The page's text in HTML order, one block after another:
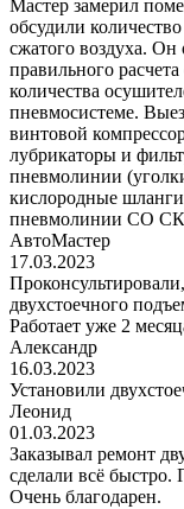
Мастер замерил
обсудили
сжатого воздуха. Он
правильного
количества
пневмосистеме.
винтовой
лубрикаторы и
пневмолинии
кислородные
пневмолинии СО
АвтоМастер
17.03.2023
двухстоечного
Работает уже 2
Александр
16.03.2023
Установили
Леонид
01.03.2023
Заказывал ремонт
сделали всё быстро.
Очень благодарен.